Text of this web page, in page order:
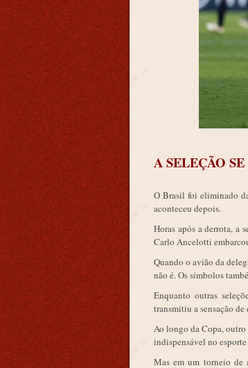
A SELEÇÃO
O Brasil foi eliminado
aconteceu depois.
Horas após a derrota, a
Carlo Ancelotti
Quando o avião da
não é. Os símbolos
Enquanto outras
transmitiu a sensação
Ao longo da Copa, outro
indispensável no
Mas em um torneio de